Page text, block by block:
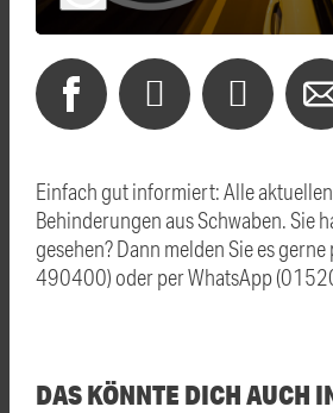
Einfach gut informiert: Alle
Behinderungen aus Schwaben. Sie
gesehen? Dann melden Sie es
490400) oder per WhatsApp
DAS KÖNNTE DICH AUCH